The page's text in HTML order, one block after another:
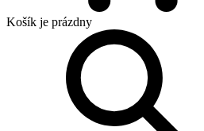
Košík je prázdny